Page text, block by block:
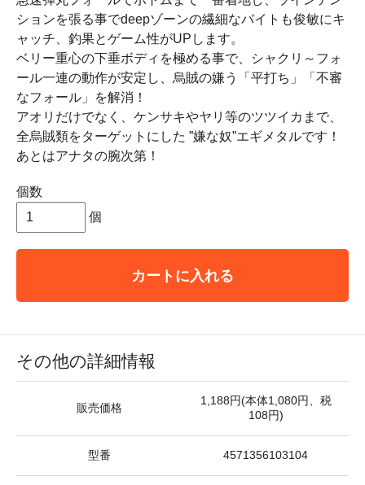
ションを張る事でdeepゾーンの繊細なバイトも俊敏にキ
ャッチ、釣果とゲーム性がUPします。
ベリー重心の下垂ボディを極める事で、シャクリ～フォ
ール一連の動作が安定し、烏賊の嫌う「平打ち」「不審
なフォール」を解消！
アオリだけでなく、ケンサキやヤリ等のツツイカまで、
全烏賊類をターゲットにした ”嫌な奴”エギメタルです！
あとはアナタの腕次第！
個数
個
カートに入れる
その他の詳細情報
販売価格
1,188円(本体1,080円、税
108円)
型番 4571356103104